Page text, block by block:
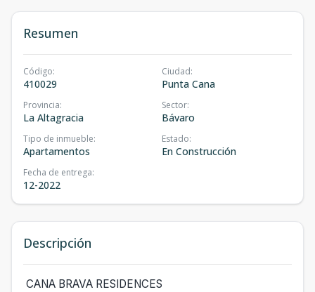
Resumen
Código:
410029
Ciudad:
Punta Cana
Provincia:
La Altagracia
Sector:
Bávaro
Tipo de inmueble:
Apartamentos
Estado:
En Construcción
Fecha de entrega:
12-2022
Descripción
CANA BRAVA RESIDENCES